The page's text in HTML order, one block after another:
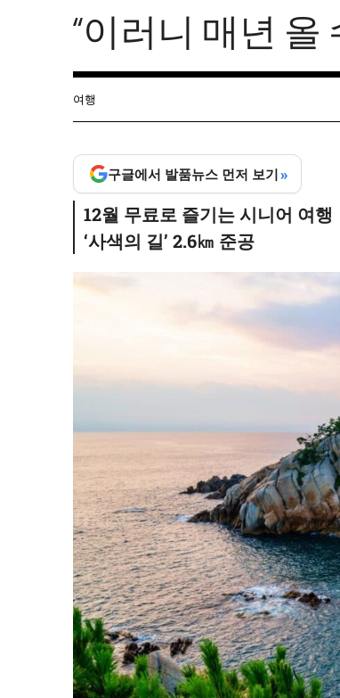
“이러니 매년 올
여행
구글에서 발품뉴스 먼저 보기»
12월 무료로 즐기는 시니어 여행
‘사색의 길’ 2.6㎞ 준공